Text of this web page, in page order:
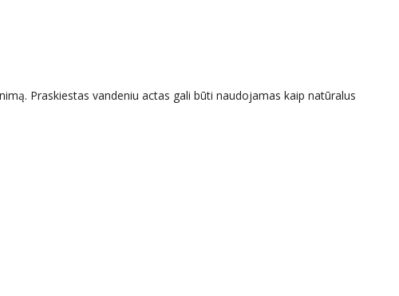
Praskiestas vandeniu actas gali būti naudojamas kaip natūralus